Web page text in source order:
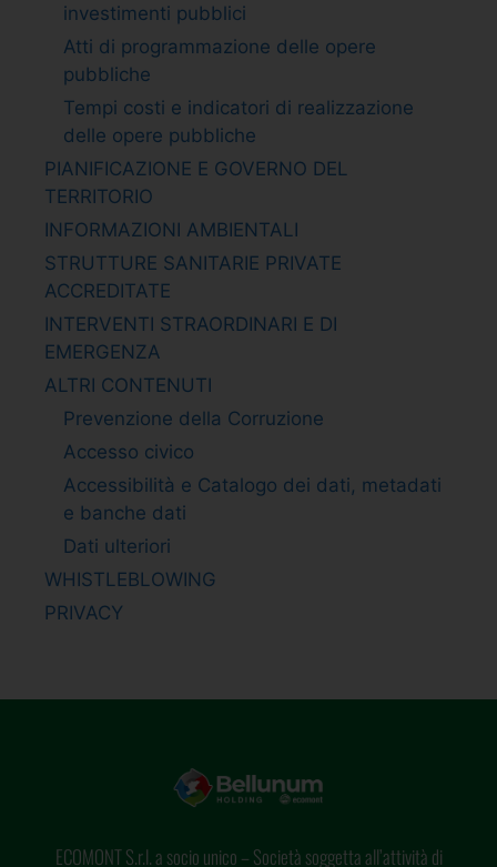
investimenti pubblici
Atti di programmazione delle opere
pubbliche
Tempi costi e indicatori di realizzazione
delle opere pubbliche
PIANIFICAZIONE E GOVERNO DEL
TERRITORIO
INFORMAZIONI AMBIENTALI
STRUTTURE SANITARIE PRIVATE
ACCREDITATE
INTERVENTI STRAORDINARI E DI
EMERGENZA
ALTRI CONTENUTI
Prevenzione della Corruzione
Accesso civico
Accessibilità e Catalogo dei dati, metadati
e banche dati
Dati ulteriori
WHISTLEBLOWING
PRIVACY
ECOMONT S.r.l. a socio unico – Società soggetta all’attività di